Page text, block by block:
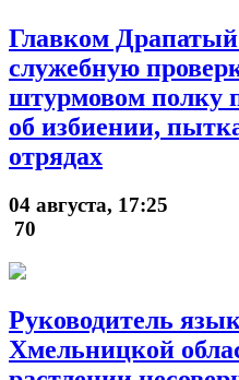
Главком
служебную
штурмовом полку
об избиении,
отрядах
04 августа, 17:25
70
Руководитель
Хмельницкой